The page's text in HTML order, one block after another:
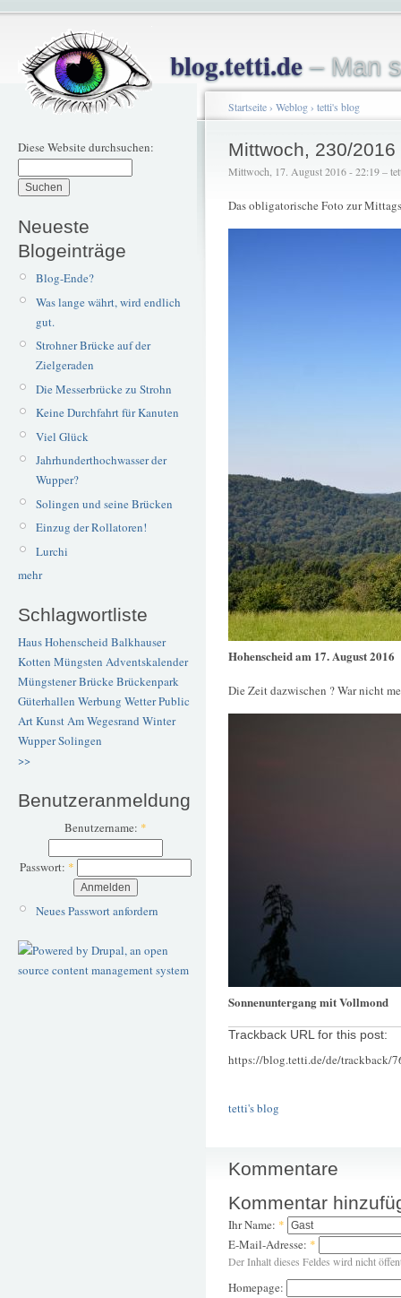
blog.tetti.de– Man
Diese Website durchsuchen:
Neueste
Blogeinträge
Blog-Ende?
Was lange währt, wird endlich
gut.
Strohner Brücke auf der
Zielgeraden
Die Messerbrücke zu Strohn
Keine Durchfahrt für Kanuten
Viel Glück
Jahrhunderthochwasser der
Wupper?
Solingen und seine Brücken
Einzug der Rollatoren!
Lurchi
mehr
Schlagwortliste
Haus Hohenscheid Balkhauser
Kotten Müngsten Adventskalender
Müngstener BrückeBrückenpark
Güterhallen Werbung WetterPublic
ArtKunstAm Wegesrand Winter
WupperSolingen
>>
Benutzeranmeldung
Benutzername: *
Passwort: *
Neues Passwort anfordern
Startseite› Weblog› tetti's blog
Mittwoch, 230/2016
Mittwoch, 17. August 2016 - 22:19 –
Das obligatorische Foto zur
Hohenscheid am 17. August 2016
Die Zeit dazwischen ? War nicht
Sonnenuntergang mit Vollmond
Trackback URL for this post:
https://blog.tetti.de/de/trackback/
tetti's blog
Kommentare
Kommentar
Ihr Name: *
E-Mail-Adresse: *
Der Inhalt dieses Feldes wird nicht
Homepage: